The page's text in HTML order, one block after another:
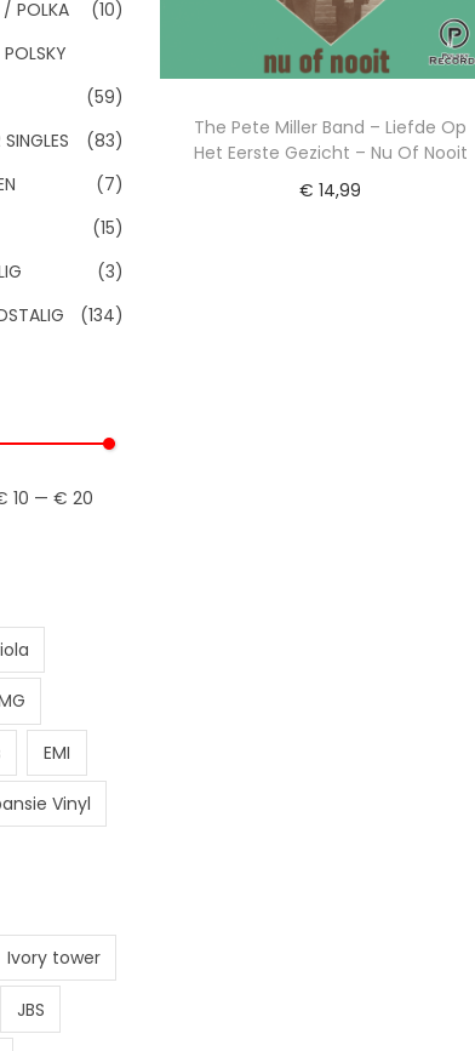
The Pete Miller Band – Liefde Op
Het Eerste Gezicht – Nu Of Nooit
€ 14,99
/ POLKA
(10)
(59)
(83)
(7)
(15)
(3)
(134)
10 — € 20
EMI
Vinyl
Ivory tower
JBS